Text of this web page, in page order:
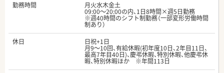
勤務時間
月火水木金土
09:00～20:00の内、1日8時間×週5日勤務
※週40時間のシフト制勤務（一部変形労働時間
制あり）
休日
日祝+1日
月9～10回、有給休暇(初年度10日、2年目11日、
最高7年目40日)、慶弔休暇、特別休暇、他慶弔休
暇、特別休暇ほか ※年間113日